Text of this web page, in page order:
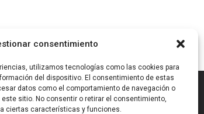
consentimiento
utilizamos tecnologías como las cookies para
del dispositivo. El consentimiento de estas
datos como el comportamiento de navegación o
sitio. No consentir o retirar el consentimiento,
ciertas características y funciones.
«Next Generation EU». IMPORTE